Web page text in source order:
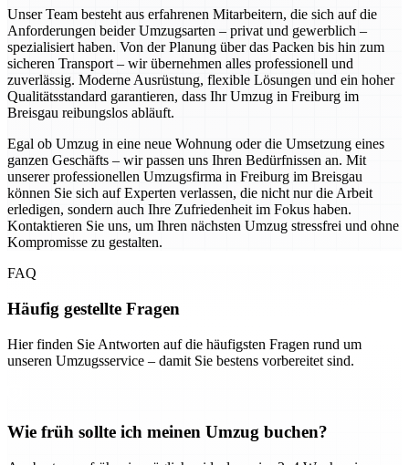
Unser Team besteht aus erfahrenen Mitarbeitern, die sich auf die
Anforderungen beider Umzugsarten – privat und gewerblich –
spezialisiert haben. Von der Planung über das Packen bis hin zum
sicheren Transport – wir übernehmen alles professionell und
zuverlässig. Moderne Ausrüstung, flexible Lösungen und ein hoher
Qualitätsstandard garantieren, dass Ihr Umzug in Freiburg im
Breisgau reibungslos abläuft.
Egal ob Umzug in eine neue Wohnung oder die Umsetzung eines
ganzen Geschäfts – wir passen uns Ihren Bedürfnissen an. Mit
unserer professionellen Umzugsfirma in Freiburg im Breisgau
können Sie sich auf Experten verlassen, die nicht nur die Arbeit
erledigen, sondern auch Ihre Zufriedenheit im Fokus haben.
Kontaktieren Sie uns, um Ihren nächsten Umzug stressfrei und ohne
Kompromisse zu gestalten.
FAQ
Häufig gestellte Fragen
Hier finden Sie Antworten auf die häufigsten Fragen rund um
unseren Umzugsservice – damit Sie bestens vorbereitet sind.
Wie früh sollte ich meinen Umzug buchen?